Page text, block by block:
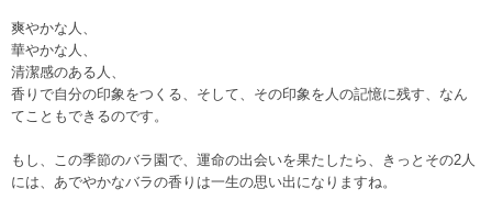
爽やかな人、
華やかな人、
清潔感のある人、
香りで自分の印象をつくる、そして、その印象を人の記憶に残す、なん
てこともできるのです。
もし、この季節のバラ園で、運命の出会いを果たしたら、きっとその2人
には、あでやかなバラの香りは一生の思い出になりますね。